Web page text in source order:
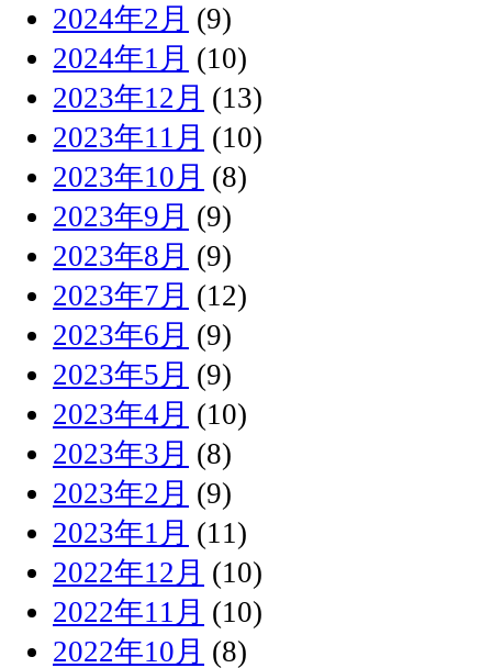
2024年2月 (9)
2024年1月 (10)
2023年12月 (13)
2023年11月 (10)
2023年10月 (8)
2023年9月 (9)
2023年8月 (9)
2023年7月 (12)
2023年6月 (9)
2023年5月 (9)
2023年4月 (10)
2023年3月 (8)
2023年2月 (9)
2023年1月 (11)
2022年12月 (10)
2022年11月 (10)
2022年10月 (8)